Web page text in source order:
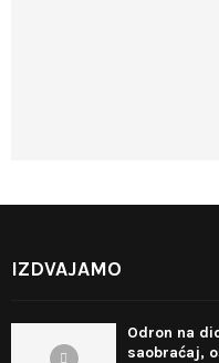
IZDVAJAMO
Odron na
saobraćaj,